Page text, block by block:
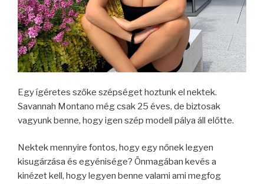
Egy ígéretes szőke szépséget hoztunk el nektek.
Savannah Montano még csak 25 éves, de biztosak
vagyunk benne, hogy igen szép modell pálya áll előtte.
Nektek mennyire fontos, hogy egy nőnek legyen
kisugárzása és egyénisége? Önmagában kevés a
kinézet kell, hogy legyen benne valami ami megfog